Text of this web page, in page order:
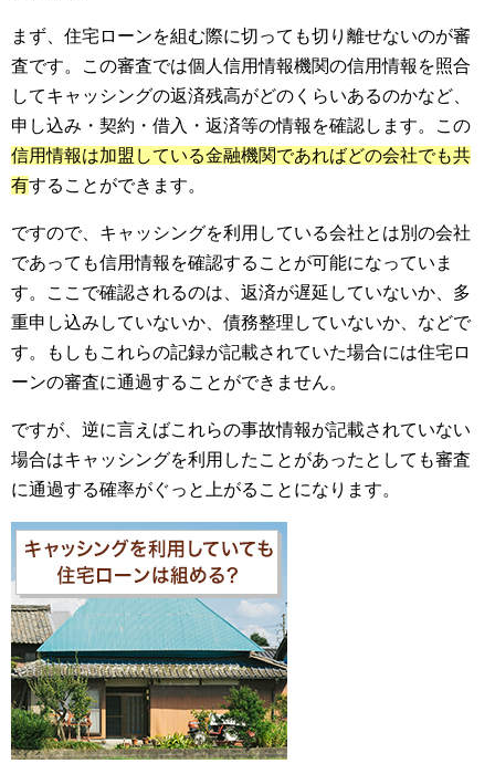
まず、住宅ローンを組む際に切っても切り離せないのが審
査です。この審査では個人信用情報機関の信用情報を照合
してキャッシングの返済残高がどのくらいあるのかなど、
申し込み・契約・借入・返済等の情報を確認します。この
信用情報は加盟している金融機関であればどの会社でも共
有することができます。
ですので、キャッシングを利用している会社とは別の会社
であっても信用情報を確認することが可能になっていま
す。ここで確認されるのは、返済が遅延していないか、多
重申し込みしていないか、債務整理していないか、などで
す。もしもこれらの記録が記載されていた場合には住宅ロ
ーンの審査に通過することができません。
ですが、逆に言えばこれらの事故情報が記載されていない
場合はキャッシングを利用したことがあったとしても審査
に通過する確率がぐっと上がることになります。